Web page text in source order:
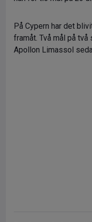
På Cypern har det
framåt. Två mål på
Apollon Limassol